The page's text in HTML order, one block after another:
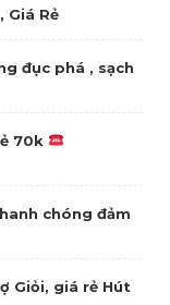
Giá Rẻ
đục phá , sạch
70k
chóng đảm
Giỏi, giá rẻ Hút